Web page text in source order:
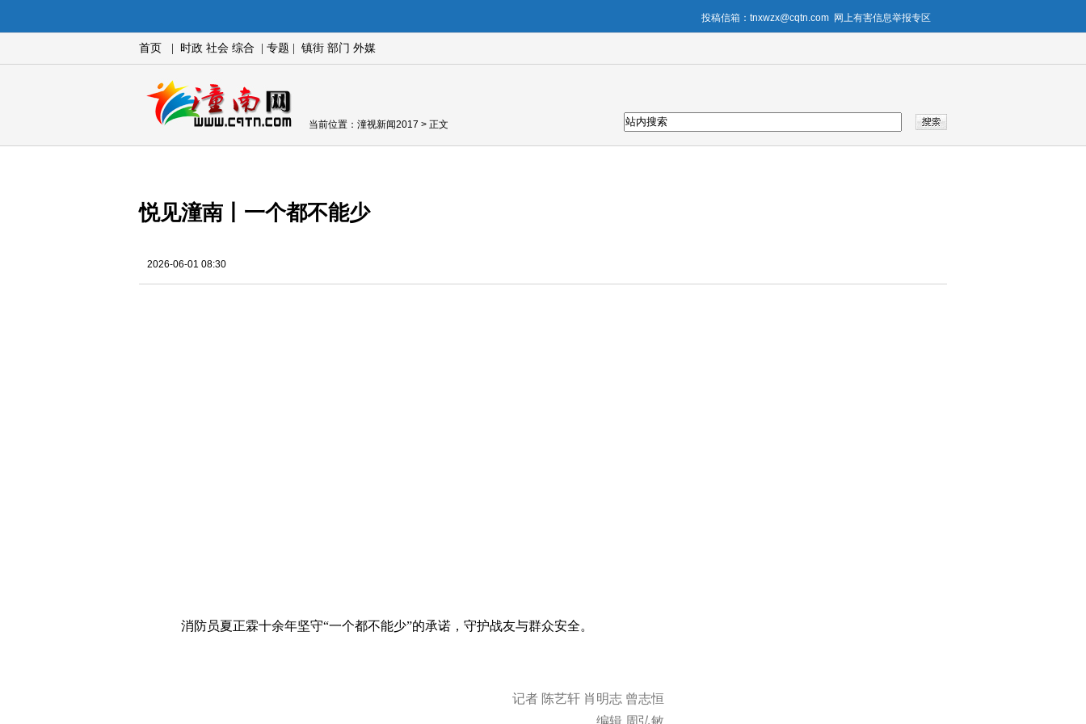
投稿信箱：tnxwzx@cqtn.com 网上有害信息举报专区
首页 时政 社会 综合 专题 镇街 部门 外媒
当前位置： 潼视新闻2017 > 正文
悦见潼南丨一个都不能少
2026-06-01 08:30
消防员夏正霖十余年坚守“一个都不能少”的承诺，守护战友与群众安全。
记者 陈艺轩 肖明志 曾志恒
编辑 周弘敏